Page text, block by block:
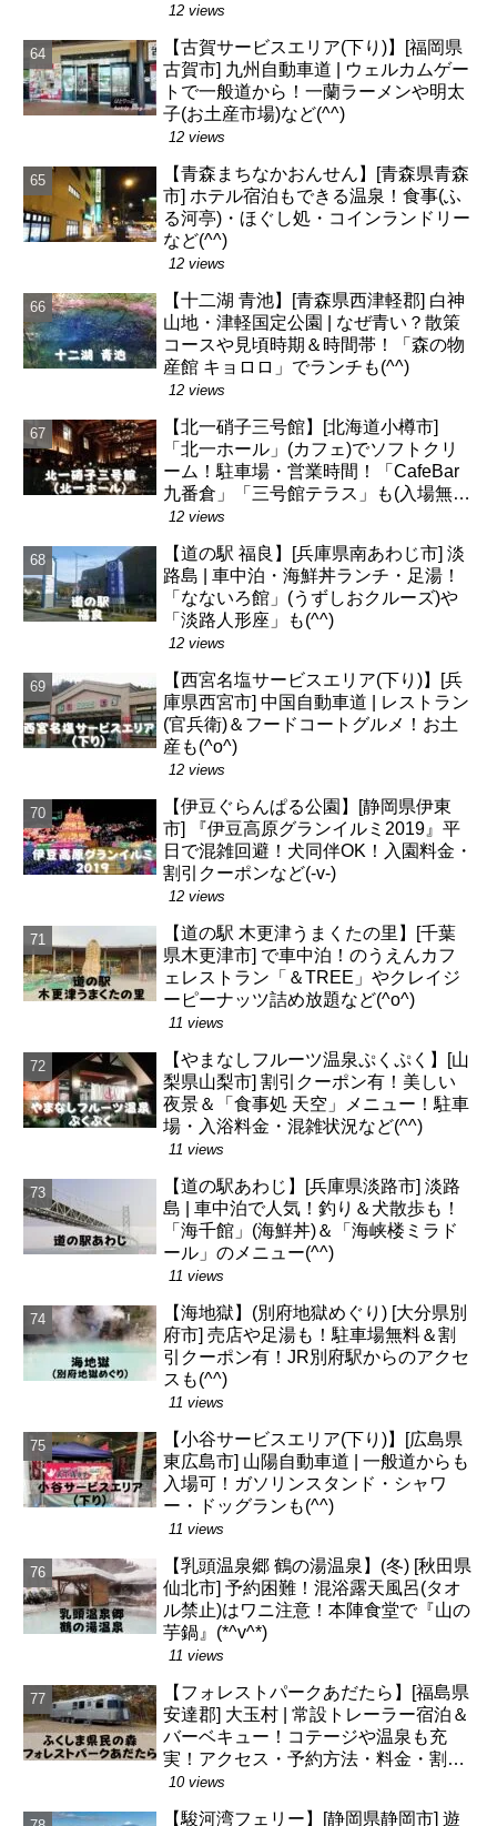
12 views
【古賀サービスエリア(下り)】[福岡県
古賀市] 九州自動車道 | ウェルカムゲー
トで一般道から！一蘭ラーメンや明太
子(お土産市場)など(^^)
12 views
【青森まちなかおんせん】[青森県青森
市] ホテル宿泊もできる温泉！食事(ふ
る河亭)・ほぐし処・コインランドリー
など(^^)
12 views
【十二湖 青池】[青森県西津軽郡] 白神
山地・津軽国定公園 | なぜ青い？散策
コースや見頃時期＆時間帯！「森の物
産館 キョロロ」でランチも(^^)
12 views
【北一硝子三号館】[北海道小樽市]
「北一ホール」(カフェ)でソフトクリ
ーム！駐車場・営業時間！「CafeBar
九番倉」「三号館テラス」も(入場無
料)
12 views
【道の駅 福良】[兵庫県南あわじ市] 淡
路島 | 車中泊・海鮮丼ランチ・足湯！
「なないろ館」(うずしおクルーズ)や
「淡路人形座」も(^^)
12 views
【西宮名塩サービスエリア(下り)】[兵
庫県西宮市] 中国自動車道 | レストラン
(官兵衛)＆フードコートグルメ！お土
産も(^o^)
12 views
【伊豆ぐらんぱる公園】[静岡県伊東
市] 『伊豆高原グランイルミ2019』平
日で混雑回避！犬同伴OK！入園料金・
割引クーポンなど(-v-)
12 views
【道の駅 木更津うまくたの里】[千葉
県木更津市] で車中泊！のうえんカフ
ェレストラン「＆TREE」やクレイジ
ーピーナッツ詰め放題など(^o^)
11 views
【やまなしフルーツ温泉ぷくぷく】[山
梨県山梨市] 割引クーポン有！美しい
夜景＆「食事処 天空」メニュー！駐車
場・入浴料金・混雑状況など(^^)
11 views
【道の駅あわじ】[兵庫県淡路市] 淡路
島 | 車中泊で人気！釣り＆犬散歩も！
「海千館」(海鮮丼)＆「海峡楼ミラド
ール」のメニュー(^^)
11 views
【海地獄】(別府地獄めぐり) [大分県別
府市] 売店や足湯も！駐車場無料＆割
引クーポン有！JR別府駅からのアクセ
スも(^^)
11 views
【小谷サービスエリア(下り)】[広島県
東広島市] 山陽自動車道 | 一般道からも
入場可！ガソリンスタンド・シャワ
ー・ドッグランも(^^)
11 views
【乳頭温泉郷 鶴の湯温泉】(冬) [秋田県
仙北市] 予約困難！混浴露天風呂(タオ
ル禁止)はワニ注意！本陣食堂で『山の
芋鍋』(*^v^*)
11 views
【フォレストパークあだたら】[福島県
安達郡] 大玉村 | 常設トレーラー宿泊＆
バーベキュー！コテージや温泉も充
実！アクセス・予約方法・料金・割引
など(^o^)
10 views
【駿河湾フェリー】[静岡県静岡市] 遊